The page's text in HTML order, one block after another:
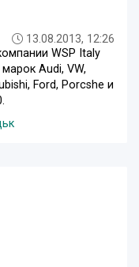
13.08.2013, 12:26
WSP Italy
Audi, VW,
Ford, Porcshe и